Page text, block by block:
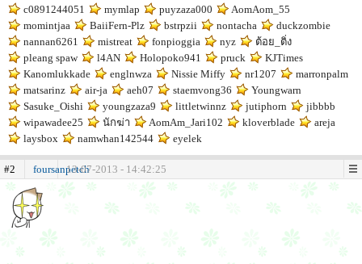
c0891244051
mymlap puyzaza000
AomAom_55
momintjaa
BaiiFern-Plz bstrpzii nontacha
duckzombie
nannan6261
mistreat fonpioggia nyz
ต้อย_ติ่ง
pleang spaw
l4AN Holopoko941 pruck
KJTimes
Kanomlukkade
englnwza Nissie Miffy nr1207
marronpalm
matsarinz
air-ja aeh07 staemvong36
Youngwarn
Sasuke_Oishi
youngzaza9 littletwinnz jutiphorn
jibbbb
wipawadee25
นักฆ่า AomAm_Jari102 kloverblade
areja
laysbox
namwhan142544 eyelek
#2 foursanpetch13-07-2013 - 14:42:25